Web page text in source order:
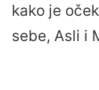
kako je
sebe, Asli i